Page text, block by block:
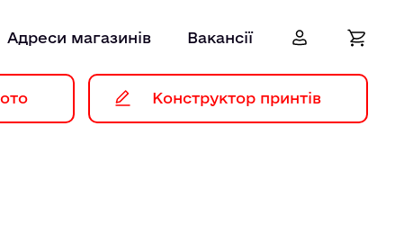
Адреси магазинів Вакансії
Конструктор принтів